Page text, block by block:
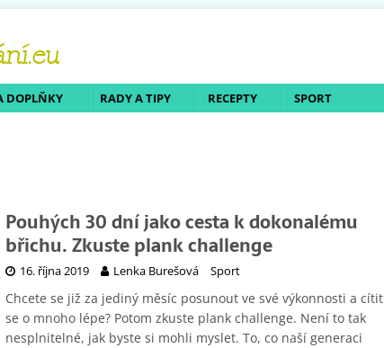
DOPLŇKY RADY A TIPY RECEPTY SPORT
Pouhých 30 dní jako cesta k dokonalému
břichu. Zkuste plank challenge
16. října 2019 Lenka Burešová Sport
Chcete se již za jediný měsíc posunout ve své výkonnosti a cítit
se o mnoho lépe? Potom zkuste plank challenge. Není to tak
nesplnitelné, jak byste si mohli myslet. To, co naší generaci